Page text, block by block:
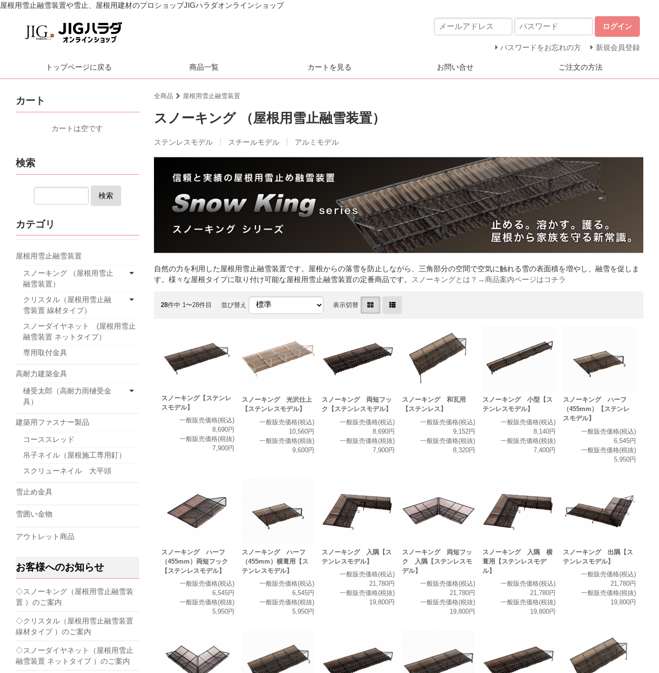
屋根用雪止融雪装置や雪止、屋根用建材のプロショップJIGハラダオンラインショップ
ログイン
パスワードをお忘れの方 新規会員登録
トップページに戻る 商品一覧 カートを見る お問い合せ ご注文の方法
全商品 屋根用雪止融雪装置
スノーキング （屋根用雪止融雪装置）
ステンレスモデル スチールモデル アルミモデル
自然の力を利用した屋根用雪止融雪装置です。屋根からの落雪を防止しながら、三角部分の空間で空気に触れる雪の表面積を増やし、融雪を促しま
す。様々な屋根タイプに取り付け可能な屋根用雪止融雪装置の定番商品です。
スノーキングとは？→商品案内ページはコチラ
28件中 1〜28件目 並び替え 表示切替
スノーキング【ステンレ
スモデル】
一般販売価格(税込)
8,690円
一般販売価格(税抜)
7,900円
スノーキング 光沢仕上
【ステンレスモデル】
一般販売価格(税込)
10,560円
一般販売価格(税抜)
9,600円
スノーキング 両短フッ
ク【ステンレスモデル】
一般販売価格(税込)
8,690円
一般販売価格(税抜)
7,900円
スノーキング 和瓦用
【ステンレス】
一般販売価格(税込)
9,152円
一般販売価格(税抜)
8,320円
スノーキング 小型【ス
テンレスモデル】
一般販売価格(税込)
8,140円
一般販売価格(税抜)
7,400円
スノーキング ハーフ
（455mm）【ステンレ
スモデル】
一般販売価格(税込)
6,545円
一般販売価格(税抜)
5,950円
スノーキング ハーフ
（455mm）両短フック
【ステンレスモデル】
一般販売価格(税込)
6,545円
一般販売価格(税抜)
5,950円
スノーキング ハーフ
（455mm）横葺用【ス
テンレスモデル】
一般販売価格(税込)
6,545円
一般販売価格(税抜)
5,950円
スノーキング 入隅【ス
テンレスモデル】
一般販売価格(税込)
21,780円
一般販売価格(税抜)
19,800円
スノーキング 両短フッ
ク 入隅【ステンレスモ
デル】
一般販売価格(税込)
21,780円
一般販売価格(税抜)
19,800円
スノーキング 入隅 横
葺用【ステンレスモデ
ル】
一般販売価格(税込)
21,780円
一般販売価格(税抜)
19,800円
スノーキング 出隅【ス
テンレスモデル】
一般販売価格(税込)
21,780円
一般販売価格(税抜)
19,800円
カート
カートは空です
検索
検索
カテゴリ
屋根用雪止融雪装置
スノーキング （屋根用雪止
融雪装置）
クリスタル（屋根用雪止融
雪装置 線材タイプ）
スノーダイヤネット (屋根用雪止
融雪装置 ネットタイプ）
専用取付金具
高耐力建築金具
樋受太郎（高耐力雨樋受金
具）
建築用ファスナー製品
コーススレッド
吊子ネイル（屋根施工専用釘）
スクリューネイル 大平頭
雪止め金具
雪囲い金物
アウトレット商品
お客様へのお知らせ
◇スノーキング（屋根用雪止融雪装
置 ）のご案内
◇クリスタル（屋根用雪止融雪装置
線材タイプ ）のご案内
◇スノーダイヤネット（屋根用雪止
融雪装置 ネットタイプ ）のご案内